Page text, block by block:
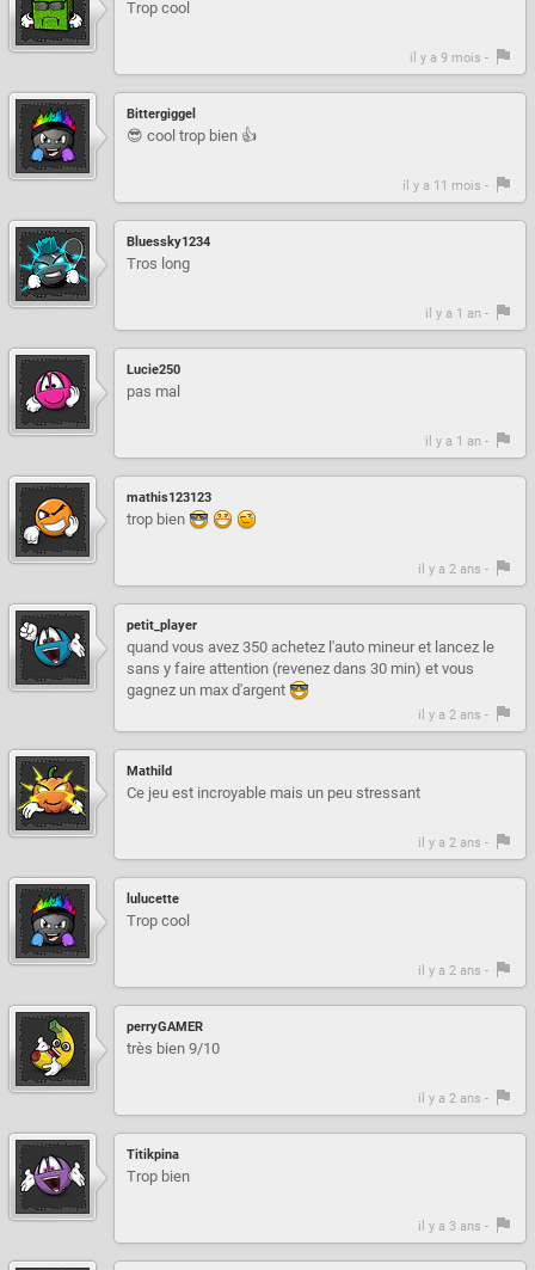
Trop cool
il y a 9 mois -
Bittergiggel
😎 cool trop bien 👍
il y a 11 mois -
Bluessky1234
Tros long
il y a 1 an -
Lucie250
pas mal
il y a 1 an -
mathis123123
trop bien
il y a 2 ans -
petit_player
quand vous avez 350 achetez l'auto mineur et lancez le
sans y faire attention (revenez dans 30 min) et vous
gagnez un max d'argent
il y a 2 ans -
Mathild
Ce jeu est incroyable mais un peu stressant
il y a 2 ans -
lulucette
Trop cool
il y a 2 ans -
perryGAMER
très bien 9/10
il y a 2 ans -
Titikpina
Trop bien
il y a 3 ans -